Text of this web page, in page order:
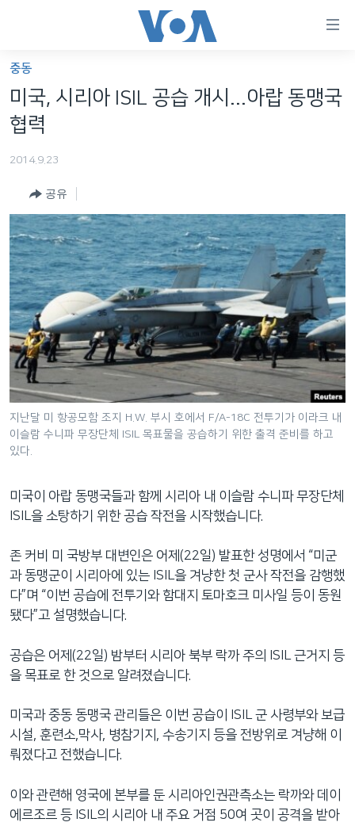
가
능
링
츠
로
이
동
메
인
비
이
션
이
색
로
세계
프로그램
주파수 안내
FOLLOW US
언어 선택
중동
미국, 시리아 ISIL 공습 개시...아랍 동맹국
협력
2014.9.23
공유
지난달 미 항공모함 조지 H.W. 부시 호에서 F/A-18C 전투기가 이라크 내
이슬람 수니파 무장단체 ISIL 목표물을 공습하기 위한 출격 준비를 하고
있다.
미국이 아랍 동맹국들과 함께 시리아 내 이슬람 수니파 무장단체
ISIL을 소탕하기 위한 공습 작전을 시작했습니다.
존 커비 미 국방부 대변인은 어제(22일) 발표한 성명에서 “미군
과 동맹군이 시리아에 있는 ISIL을 겨냥한 첫 군사 작전을 감행했
다”며 “이번 공습에 전투기와 함대지 토마호크 미사일 등이 동원
됐다”고 설명했습니다.
공습은 어제(22일) 밤부터 시리아 북부 락까 주의 ISIL 근거지 등
을 목표로 한 것으로 알려졌습니다.
미국과 중동 동맹국 관리들은 이번 공습이 ISIL 군 사령부와 보급
시설, 훈련소,막사, 병참기지, 수송기지 등을 전방위로 겨냥해 이
뤄졌다고 전했습니다.
이와 관련해 영국에 본부를 둔 시리아인권관측소는 락까와 데이
에르조르 등 ISIL의 시리아 내 주요 거점 50여 곳이 공격을 받아